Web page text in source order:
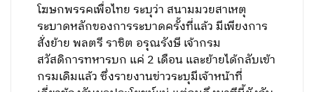
โฆษกพรรคเพื่อไทย ระบุว่า สนามมวยสาเหตุ
ระบาดหลักของการระบาดครั้งที่แล้ว มีเพียงการ
สั่งย้าย พลตรี ราชิต อรุณรังษี เจ้ากรม
สวัสดิการทหารบก แค่ 2 เดือน และย้ายได้กลับเข้า
กรมเดิมแล้ว ซึ่งรายงานข่าวระบุมีเจ้าหน้าที่